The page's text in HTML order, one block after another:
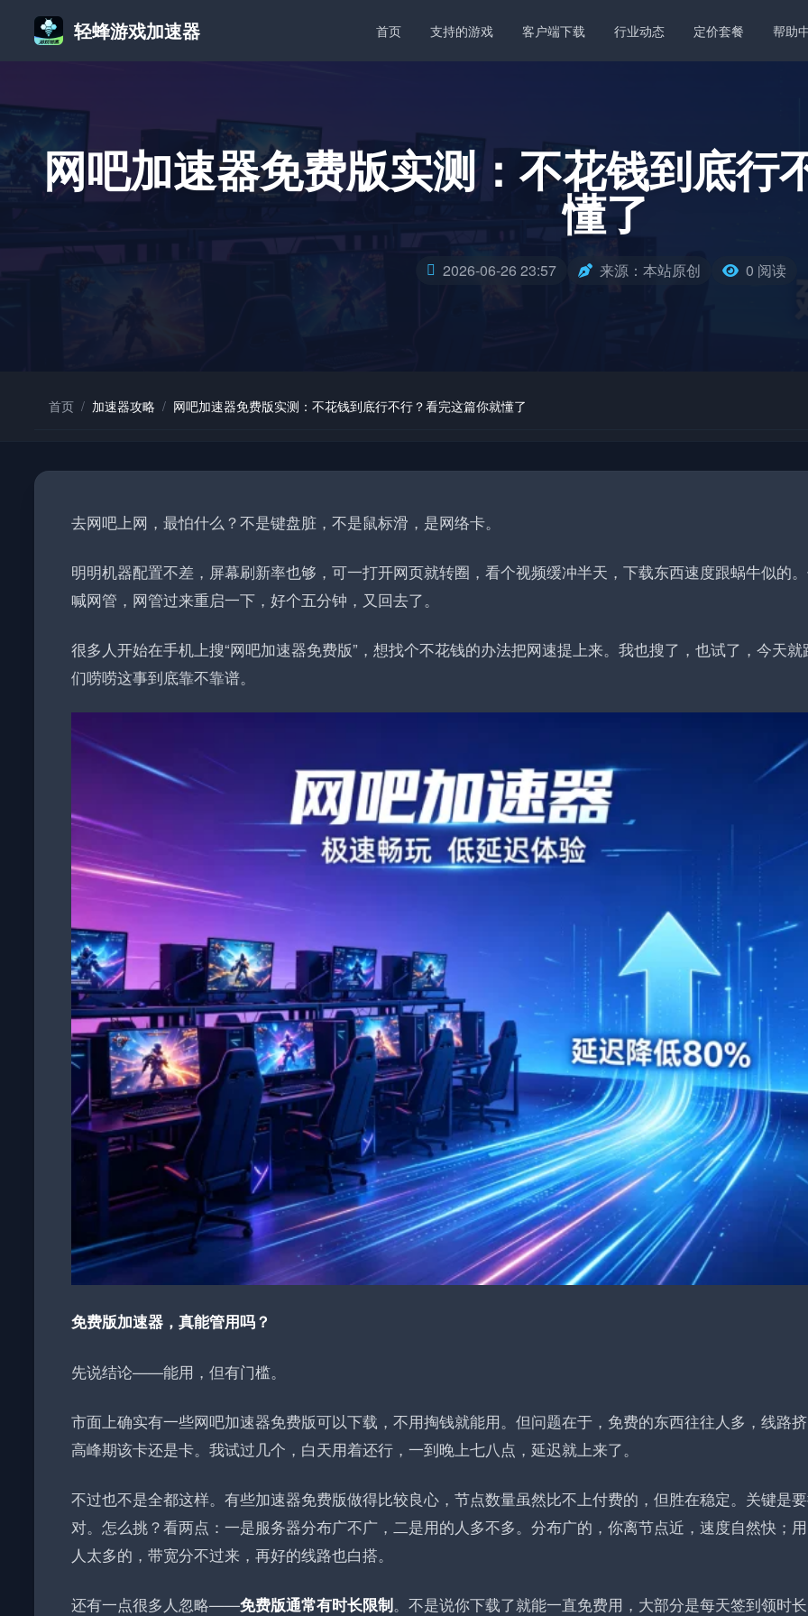
轻蜂游戏加速器 首页 支持的游戏 客户端下载 行业动态 定价套餐 帮助
网吧加速器免费版实测：不花钱到底行
懂了
2026-06-26 23:57 来源：本站原创 0 阅读
首页 / 加速器攻略 / 网吧加速器免费版实测：不花钱到底行不行？看完这篇你就懂了
去网吧上网，最怕什么？不是键盘脏，不是鼠标滑，是网络卡。
明明机器配置不差，屏幕刷新率也够，可一打开网页就转圈，看个视频缓冲半天，下载东西速度跟蜗牛似的
喊网管，网管过来重启一下，好个五分钟，又回去了。
很多人开始在手机上搜“网吧加速器免费版”，想找个不花钱的办法把网速提上来。我也搜了，也试了，今天就
们唠唠这事到底靠不靠谱。
免费版加速器，真能管用吗？
先说结论——能用，但有门槛。
市面上确实有一些网吧加速器免费版可以下载，不用掏钱就能用。但问题在于，免费的东西往往人多，线路
高峰期该卡还是卡。我试过几个，白天用着还行，一到晚上七八点，延迟就上来了。
不过也不是全都这样。有些加速器免费版做得比较良心，节点数量虽然比不上付费的，但胜在稳定。关键是
对。怎么挑？看两点：一是服务器分布广不广，二是用的人多不多。分布广的，你离节点近，速度自然快；
人太多的，带宽分不过来，再好的线路也白搭。
还有一点很多人忽略——免费版通常有时长限制。不是说你下载了就能一直免费用，大部分是每天签到领时